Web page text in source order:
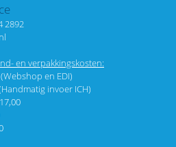
2892
en verpakkingskosten:
en EDI)
invoer ICH)